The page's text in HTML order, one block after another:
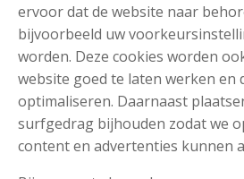
ervoor dat de website naar
bijvoorbeeld uw
worden. Deze cookies worden
website goed te laten werken en
optimaliseren. Daarnaast
surfgedrag bijhouden zodat we
content en advertenties kunnen